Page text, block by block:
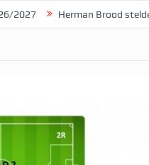
Herman Brood stelde Be